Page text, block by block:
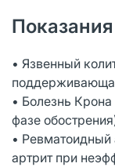
Показания
• Язвенный
• Болезнь
фазе
•
артрит при